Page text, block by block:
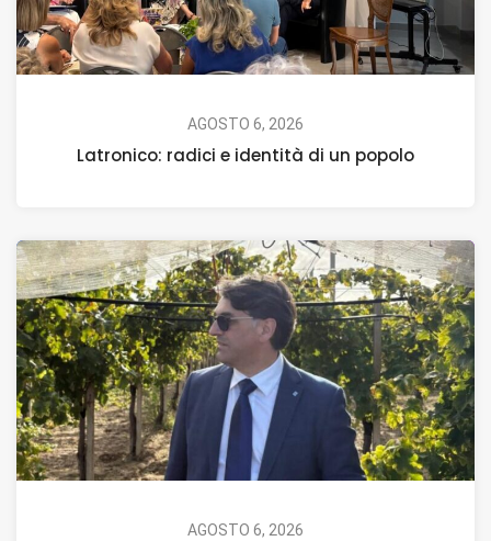
AGOSTO 6, 2026
Latronico: radici e identità di un popolo
AGOSTO 6, 2026